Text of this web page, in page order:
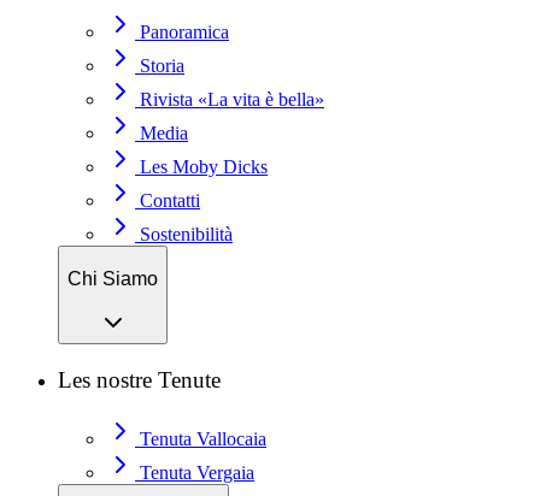
Panoramica
Storia
Rivista «La vita è bella»
Media
Les Moby Dicks
Contatti
Sostenibilità
Chi Siamo
Les nostre Tenute
Tenuta Vallocaia
Tenuta Vergaia